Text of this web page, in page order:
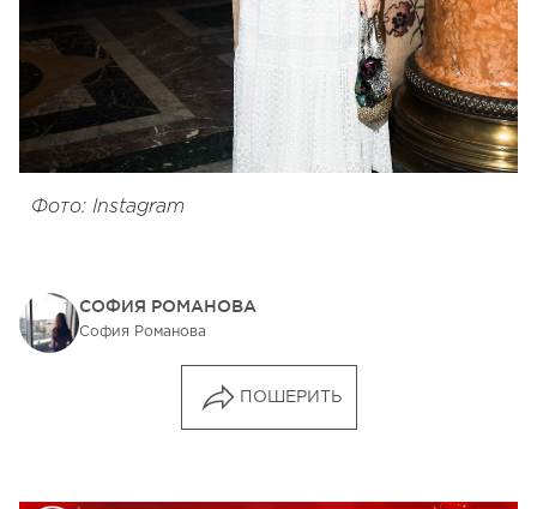
Фото: Instagram
СОФИЯ РОМАНОВА
София Романова
ПОШЕРИТЬ